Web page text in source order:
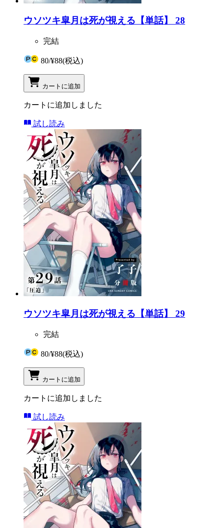
ウソツキ皐月は死が視える【単話】 28
完結
80/¥88(税込)
カートに追加
カートに追加しました
試し読み
ウソツキ皐月は死が視える【単話】 29
完結
80/¥88(税込)
カートに追加
カートに追加しました
試し読み